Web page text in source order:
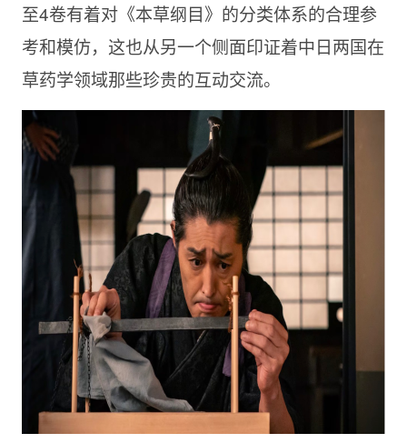
至4卷有着对《本草纲目》的分类体系的合理参
考和模仿，这也从另一个侧面印证着中日两国在
草药学领域那些珍贵的互动交流。